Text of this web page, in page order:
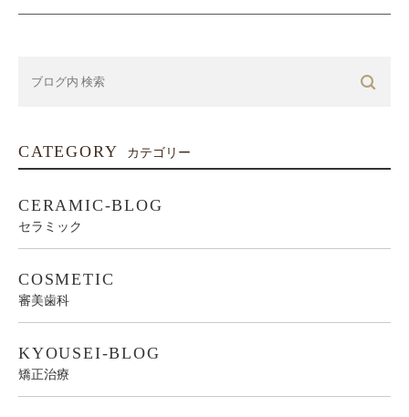
CATEGORY カテゴリー
CERAMIC-BLOG
セラミック
COSMETIC
審美歯科
KYOUSEI-BLOG
矯正治療